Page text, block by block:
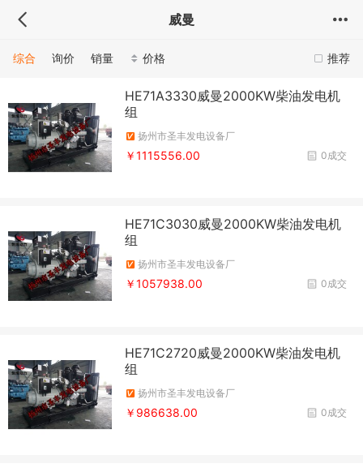
威曼
推荐
综合 询价 销量 价格
HE71A3330威曼2000KW柴油发电机
组
扬州市圣丰发电设备厂
0成交
￥1115556.00
HE71C3030威曼2000KW柴油发电机
组
扬州市圣丰发电设备厂
0成交
￥1057938.00
HE71C2720威曼2000KW柴油发电机
组
扬州市圣丰发电设备厂
0成交
￥986638.00